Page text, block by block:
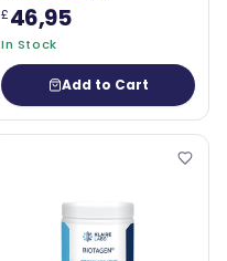
£46,95
In Stock
Add to Cart